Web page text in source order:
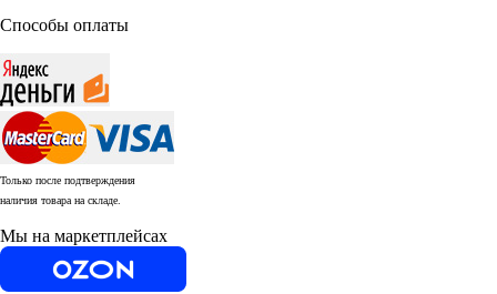
Способы оплаты
Только после подтверждения
наличия товара на складе.
Мы на маркетплейсах